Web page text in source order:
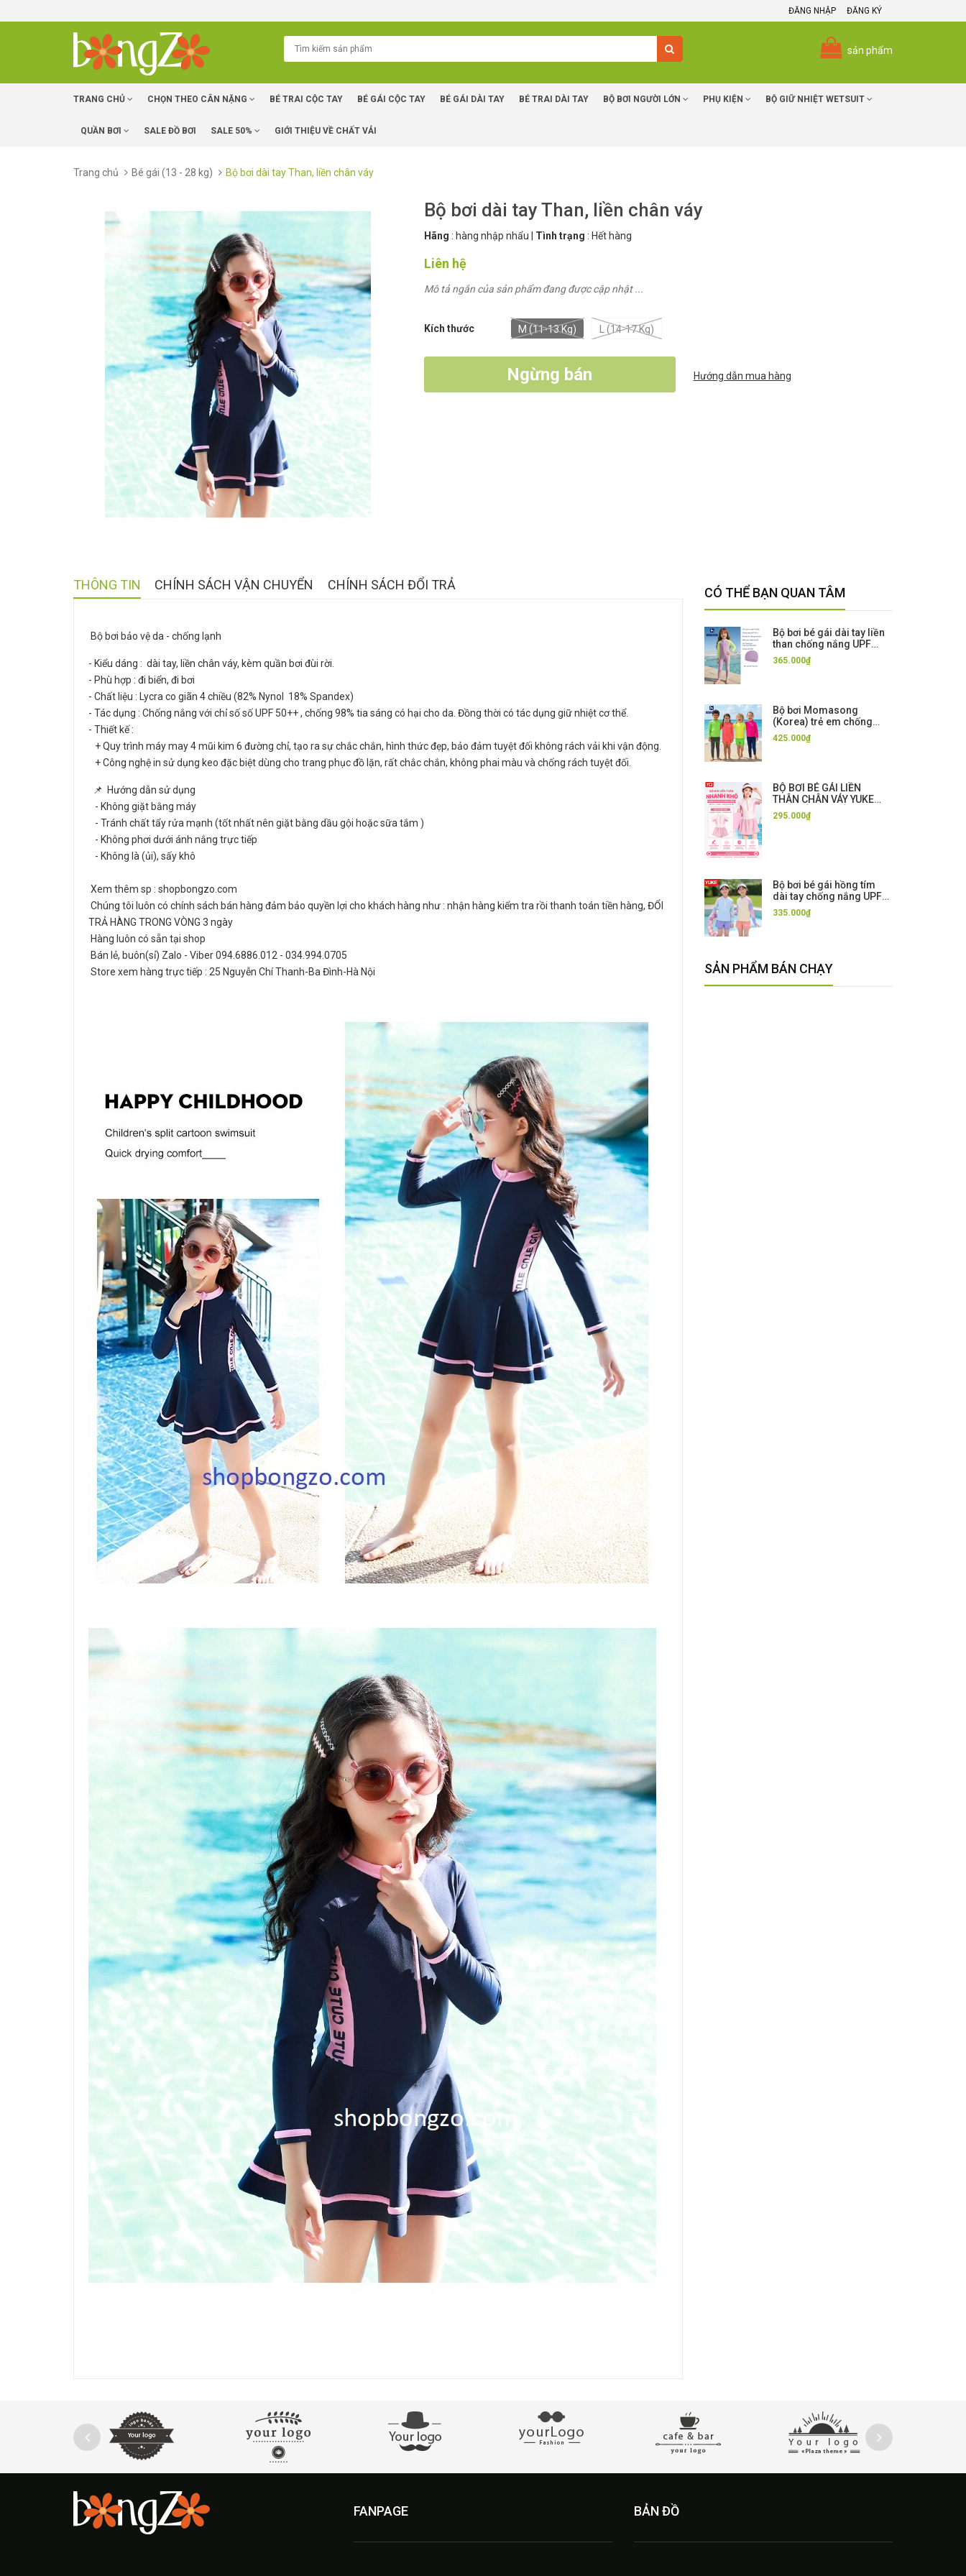
ĐĂNG NHẬP ĐĂNG KÝ
sản phẩm
TRANG CHỦ CHỌN THEO CÂN NẶNG BÉ TRAI CỘC TAY BÉ GÁI CỘC TAY BÉ GÁI DÀI TAY BÉ TRAI DÀI TAY BỘ BƠI NGƯỜI LỚN PHỤ KIỆN BỘ GIỮ NHIỆT WETSUIT
QUẦN BƠI SALE ĐỒ BƠI SALE 50% GIỚI THIỆU VỀ CHẤT VẢI
Trang chủ Bé gái (13 - 28 kg) Bộ bơi dài tay Than, liền chân váy
Bộ bơi dài tay Than, liền chân váy
Hãng : hàng nhập nhẩu Tình trạng : Hết hàng
Liên hệ
Mô tả ngắn của sản phẩm đang được cập nhật ...
Kích thước M (11-13 Kg) L (14-17 Kg)
Ngừng bán Hướng dẫn mua hàng
THÔNG TIN CHÍNH SÁCH VẬN CHUYỂN CHÍNH SÁCH ĐỔI TRẢ
Bộ bơi bảo vệ da - chống lạnh
- Kiểu dáng : dài tay, liền chân váy, kèm quần bơi đùi rời.
- Phù hợp : đi biển, đi bơi
- Chất liệu : Lycra co giãn 4 chiều (82% Nynol 18% Spandex)
- Tác dụng : Chống nắng với chỉ số số UPF 50++ , chống 98% tia sáng có hại cho da. Đồng thời có tác dụng giữ nhiệt cơ thể.
- Thiết kế :
+ Quy trình máy may 4 mũi kim 6 đường chỉ, tạo ra sự chắc chắn, hình thức đẹp, bảo đảm tuyệt đối không rách vải khi vận động.
+ Công nghệ in sử dụng keo đặc biệt dùng cho trang phục đồ lặn, rất chắc chắn, không phai màu và chống rách tuyệt đối.
📌 Hướng dẫn sử dụng
- Không giặt bằng máy
- Tránh chất tẩy rửa mạnh (tốt nhất nên giặt bằng dầu gội hoặc sữa tắm )
- Không phơi dưới ánh nắng trực tiếp
- Không là (ủi), sấy khô
Xem thêm sp : shopbongzo.com
Chúng tôi luôn có chính sách bán hàng đảm bảo quyền lợi cho khách hàng như : nhận hàng kiểm tra rồi thanh toán tiền hàng, ĐỔI
TRẢ HÀNG TRONG VÒNG 3 ngày
Hàng luôn có sẵn tại shop
Bán lẻ, buôn(sỉ) Zalo - Viber 094.6886.012 - 034.994.0705
Store xem hàng trực tiếp : 25 Nguyễn Chí Thanh-Ba Đình-Hà Nội
CÓ THỂ BẠN QUAN TÂM
Bộ bơi bé gái dài tay liền
than chống nắng UPF
50++ kháng Clo màu tím
Momasong (Korea)
365.000₫
Bộ bơi Momasong
(Korea) trẻ em chống
nắng UPF50++, mẫu mới,
kháng Clo, co giãn
425.000₫
BỘ BƠI BÉ GÁI LIỀN
THÂN CHÂN VÁY YUKE
CAO CẤP – CHỐNG
NẮNG – NHANH KHÔ –
295.000₫
Bộ bơi bé gái hồng tím
dài tay chống nắng UPF
50+, kháng Clo, quần 2
lớp Yuke
335.000₫
SẢN PHẨM BÁN CHẠY
FANPAGE BẢN ĐỒ